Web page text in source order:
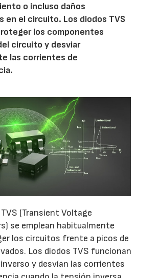
o incluso daños
en el circuito. Los diodos TVS
los componentes
circuito y desviar
las corrientes de
(Transient Voltage
se emplean habitualmente
los circuitos frente a picos de
Los diodos TVS funcionan
y desvían las corrientes